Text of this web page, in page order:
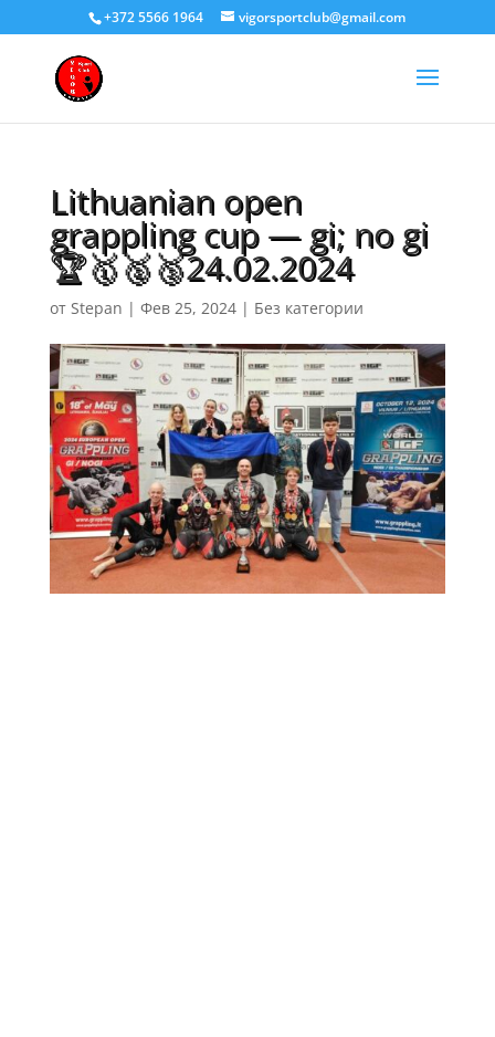
+372 5566 1964 vigorsportclub@gmail.com
Lithuanian open
grappling cup — gi; no gi
🏆🥇🥈🥉24.02.2024
от Stepan | Фев 25, 2024| Без категории